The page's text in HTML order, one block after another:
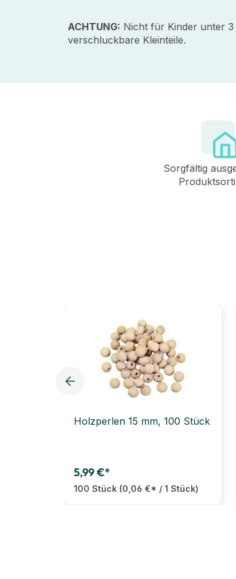
ACHTUNG: Nicht für Kinder unter
verschluckbare Kleinteile.
Sorgfältig
Holzperlen 15 mm, 100 Stück
5,99 €*
100 Stück (0,06 €* / 1 Stück)